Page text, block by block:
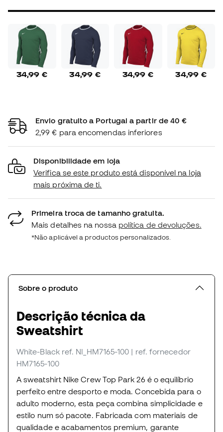
34,99 € 34,99 € 34,99 € 34,99 €
Envio gratuito a Portugal a partir de 40 €
2,99 € para encomendas inferiores
Disponibilidade em loja
Verifica se este produto está disponível na loja
mais próxima de ti.
Primeira troca de tamanho gratuita.
Mais detalhes na nossa política de devoluções.
*Não aplicável a productos personalizados.
Sobre o produto
Descrição técnica da
Sweatshirt
White-Black ref. NI_HM7165-100 | ref. fornecedor
HM7165-100
A sweatshirt Nike Crew Top Park 26 é o equilíbrio
perfeito entre desporto e moda. Concebida para o
adulto moderno, esta peça combina simplicidade e
estilo num só pacote. Fabricada com materiais de
qualidade e acabamentos premium, garante